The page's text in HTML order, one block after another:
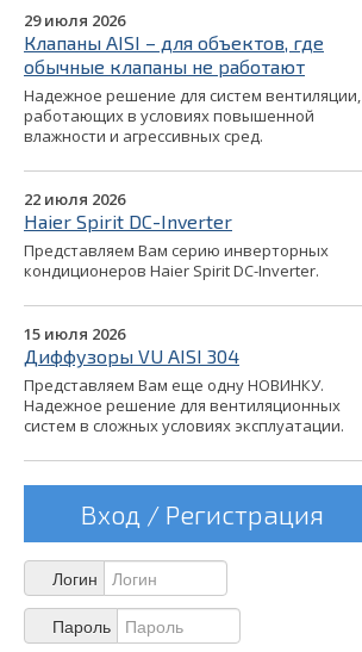
29 июля 2026
Клапаны AISI – для объектов, где
обычные клапаны не работают
Надежное решение для систем вентиляции,
работающих в условиях повышенной
влажности и агрессивных сред.
22 июля 2026
Haier Spirit DC-Inverter
Представляем Вам серию инверторных
кондиционеров Haier Spirit DC-Inverter.
15 июля 2026
Диффузоры VU AISI 304
Представляем Вам еще одну НОВИНКУ.
Надежное решение для вентиляционных
систем в сложных условиях эксплуатации.
Вход / Регистрация
Логин
Пароль